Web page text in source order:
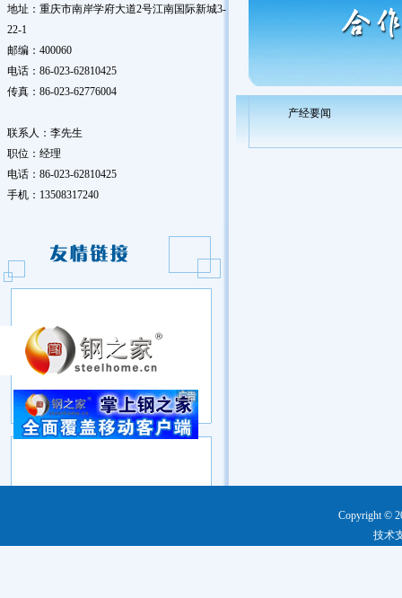
地址：重庆市南岸学府大道2号江南国际新城3-
22-1
邮编：400060
电话：86-023-62810425
传真：86-023-62776004
联系人：李先生
职位：经理
电话：86-023-62810425
手机：13508317240
产经要闻
Copyright ©
技术